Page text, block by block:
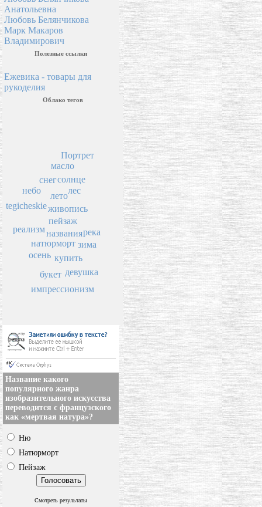
Анатольевна
Любовь Белянчикова
Марк Макаров
Владимирович
Полезные ссылки
Ежевика - товары для
рукоделия
Облако тегов
пейзаж
названия
живопись
лето
натюрморт
купить
солнце
лес
зима
осень
букет
масло
река
снег
tegicheskie
реализм
небо
импрессионизм
Портрет
девушка
Название какого
популярного жанра
изобразительного искусства
переводится с французского
как «мертвая натура»?
Ню
Натюрморт
Пейзаж
Смотреть результаты